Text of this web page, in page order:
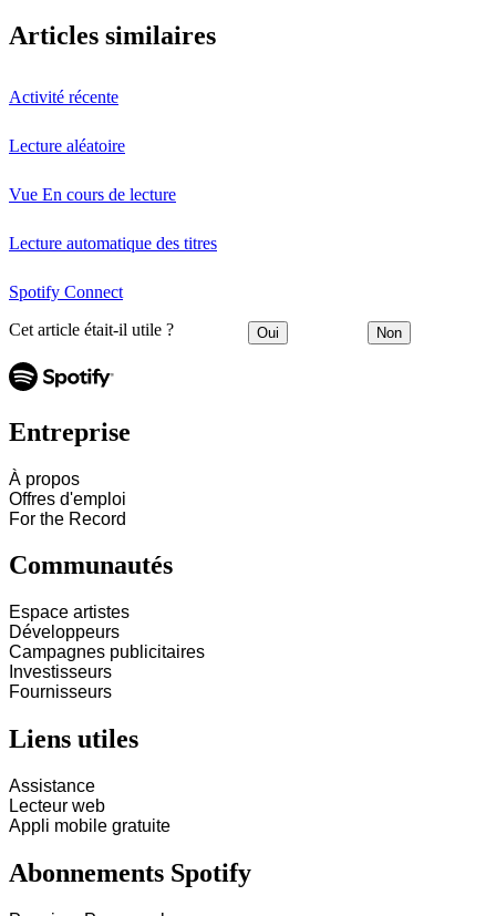
Articles similaires
Activité récente
Lecture aléatoire
Vue En cours de lecture
Lecture automatique des titres
Spotify Connect
Cet article était-il utile ? Oui Non
Entreprise
À propos
Offres d'emploi
For the Record
Communautés
Espace artistes
Développeurs
Campagnes publicitaires
Investisseurs
Fournisseurs
Liens utiles
Assistance
Lecteur web
Appli mobile gratuite
Abonnements Spotify